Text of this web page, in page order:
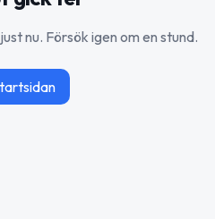
nu. Försök igen om en stund.